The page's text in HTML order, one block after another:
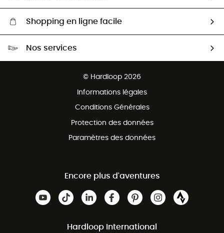
Shopping en ligne facile
Nos services
© Hardloop 2026
Informations légales
Conditions Générales
Protection des données
Paramètres des données
Encore plus d'aventures
Hardloop International